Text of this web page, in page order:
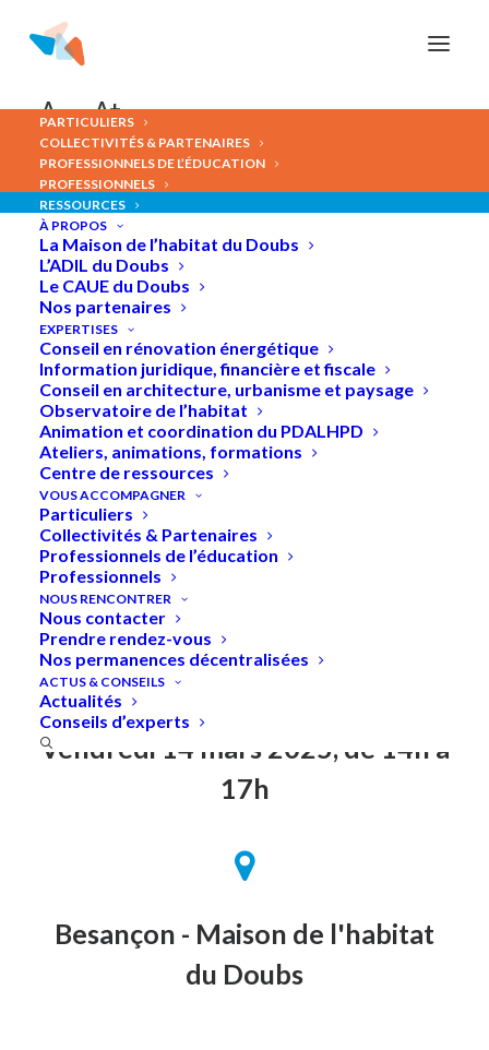
PARTICULIERS
COLLECTIVITÉS & PARTENAIRES
PROFESSIONNELS DE L’ÉDUCATION
PROFESSIONNELS
RESSOURCES
À PROPOS
La Maison de l’habitat du Doubs
L’ADIL du Doubs
Le CAUE du Doubs
Nos partenaires
EXPERTISES
Conseil en rénovation énergétique
Information juridique, financière et fiscale
Conseil en architecture, urbanisme et paysage
Observatoire de l’habitat
Animation et coordination du PDALHPD
Ateliers, animations, formations
Centre de ressources
VOUS ACCOMPAGNER
Particuliers
Collectivités & Partenaires
Professionnels de l’éducation
Professionnels
NOUS RENCONTRER
Nous contacter
Prendre rendez-vous
Nos permanences décentralisées
ACTUS & CONSEILS
Actualités
Conseils d’experts
A- A+
Imaginezvotrejardin:de
la conceptiondes
auchoix
Accueil»Imaginez votre jardin : de la conception des
espaces au choix des végétaux
Vendredi 14 mars 2025, de 14h à
17h
Besançon - Maison de l'habitat
du Doubs